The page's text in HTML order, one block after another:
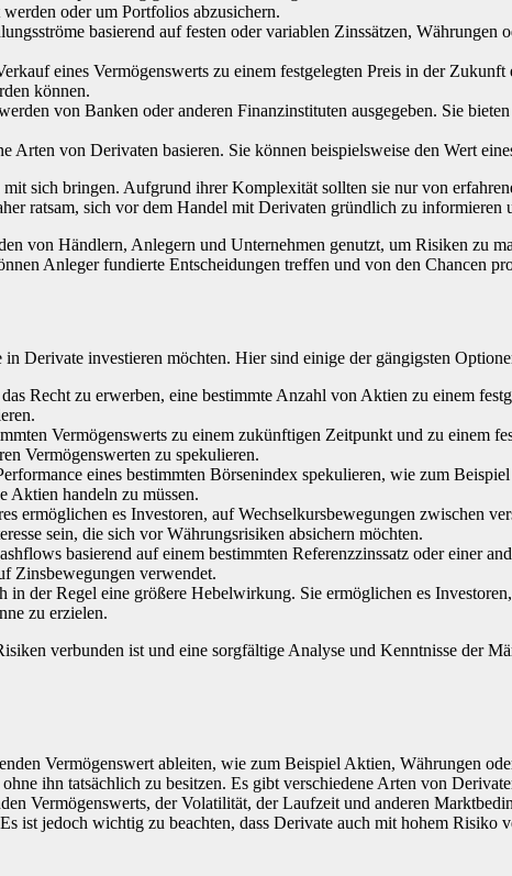
oder um Portfolios abzusichern.
basierend auf festen oder variablen Zinssätzen, Währungen
eines Vermögenswerts zu einem festgelegten Preis in der
können.
von Banken oder anderen Finanzinstituten ausgegeben. Sie
von Derivaten basieren. Sie können beispielsweise den Wert
sich bringen. Aufgrund ihrer Komplexität sollten sie nur von
ratsam, sich vor dem Handel mit Derivaten gründlich zu informieren
von Händlern, Anlegern und Unternehmen genutzt, um Risiken zu
Anleger fundierte Entscheidungen treffen und von den Chancen
Derivate investieren möchten. Hier sind einige der gängigsten
Recht zu erwerben, eine bestimmte Anzahl von Aktien zu einem
Vermögenswerts zu einem zukünftigen Zeitpunkt und zu einem
Vermögenswerten zu spekulieren.
eines bestimmten Börsenindex spekulieren, wie zum
Aktien handeln zu müssen.
ermöglichen es Investoren, auf Wechselkursbewegungen zwischen
sein, die sich vor Währungsrisiken absichern möchten.
basierend auf einem bestimmten Referenzzinssatz oder einer
Zinsbewegungen verwendet.
der Regel eine größere Hebelwirkung. Sie ermöglichen es
zu erzielen.
verbunden ist und eine sorgfältige Analyse und Kenntnisse der
Vermögenswert ableiten, wie zum Beispiel Aktien, Währungen
ihn tatsächlich zu besitzen. Es gibt verschiedene Arten von
Vermögenswerts, der Volatilität, der Laufzeit und anderen
ist jedoch wichtig zu beachten, dass Derivate auch mit hohem Risiko